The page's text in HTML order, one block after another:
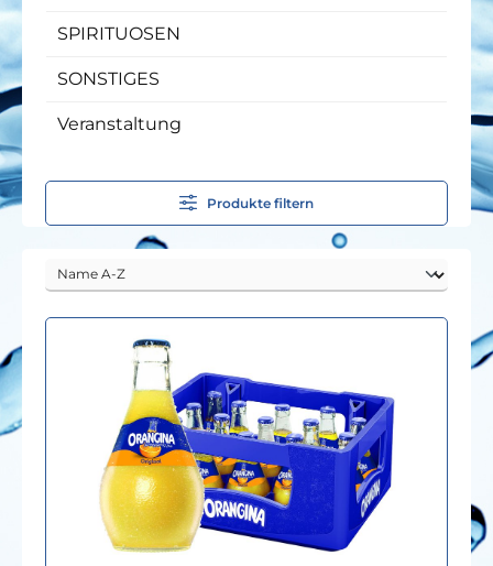
SPIRITUOSEN
SONSTIGES
Veranstaltung
Produkte filtern